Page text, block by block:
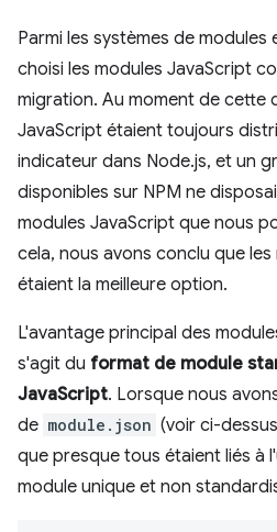
Parmi les systèmes de modules
choisi les modules JavaScript
migration. Au moment de cette
JavaScript étaient toujours
indicateur dans Node.js, et un
disponibles sur NPM ne
modules JavaScript que nous
cela, nous avons conclu que
étaient la meilleure option.
L'avantage principal des
s'agit du format de module
JavaScript. Lorsque nous
de module.json (voir ci-
que presque tous étaient liés à
module unique et non